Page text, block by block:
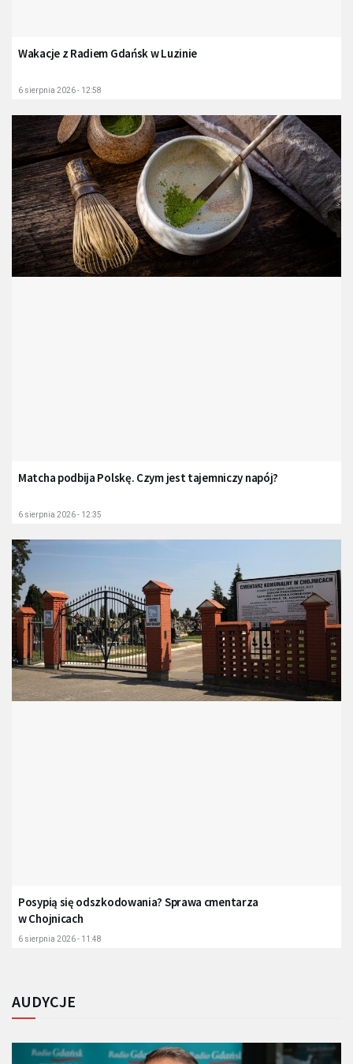
Wakacje z Radiem Gdańsk w Luzinie
6 sierpnia 2026 - 12:58
Matcha podbija Polskę. Czym jest tajemniczy napój?
6 sierpnia 2026 - 12:35
Posypią się odszkodowania? Sprawa cmentarza
w Chojnicach
6 sierpnia 2026 - 11:48
AUDYCJE